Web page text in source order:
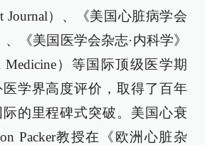
Journal）、《美国心脏病学会
《美国医学会杂志·内科学》
Medicine）等国际顶级医学期
学界高度评价，取得了百年
的里程碑式突破。美国心衰
Packer教授在《欧洲心脏杂